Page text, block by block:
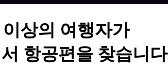
상의 여행자가
항공편을 찾습니다